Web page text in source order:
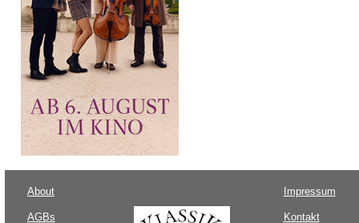
About
AGBs
Impressum
Kontakt